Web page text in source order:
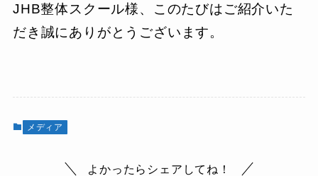
JHB整体スクール様、このたびはご紹介いた
だき誠にありがとうございます。
メディア
よかったらシェアしてね！